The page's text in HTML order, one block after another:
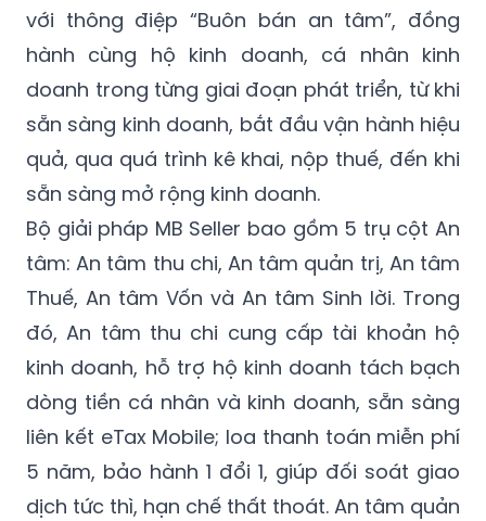
với thông điệp “Buôn bán an tâm”, đồng
hành cùng hộ kinh doanh, cá nhân kinh
doanh trong từng giai đoạn phát triển, từ khi
sẵn sàng kinh doanh, bắt đầu vận hành hiệu
quả, qua quá trình kê khai, nộp thuế, đến khi
sẵn sàng mở rộng kinh doanh.
Bộ giải pháp MB Seller bao gồm 5 trụ cột An
tâm: An tâm thu chi, An tâm quản trị, An tâm
Thuế, An tâm Vốn và An tâm Sinh lời. Trong
đó, An tâm thu chi cung cấp tài khoản hộ
kinh doanh, hỗ trợ hộ kinh doanh tách bạch
dòng tiền cá nhân và kinh doanh, sẵn sàng
liên kết eTax Mobile; loa thanh toán miễn phí
5 năm, bảo hành 1 đổi 1, giúp đối soát giao
dịch tức thì, hạn chế thất thoát. An tâm quản